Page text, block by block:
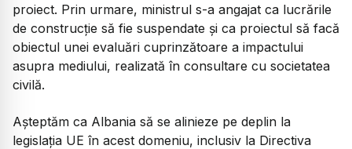
proiect. Prin urmare, ministrul s-a angajat ca lucrările
de construcție să fie suspendate și ca proiectul să facă
obiectul unei evaluări cuprinzătoare a impactului
asupra mediului, realizată în consultare cu societatea
civilă.
Așteptăm ca Albania să se alinieze pe deplin la
legislația UE în acest domeniu, inclusiv la Directiva